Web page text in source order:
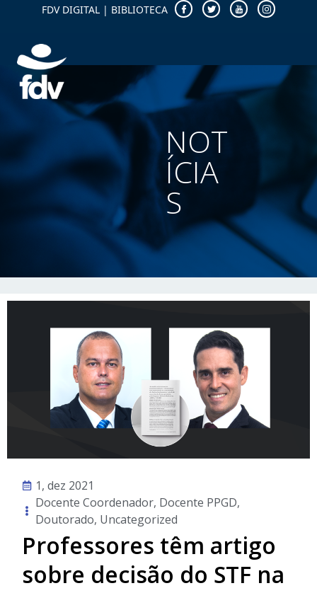
FDV DIGITAL | BIBLIOTECA
NOT
ÍCIA
S
1, dez 2021
Docente Coordenador, Docente PPGD,
Doutorado, Uncategorized
Professores têm artigo
sobre decisão do STF na